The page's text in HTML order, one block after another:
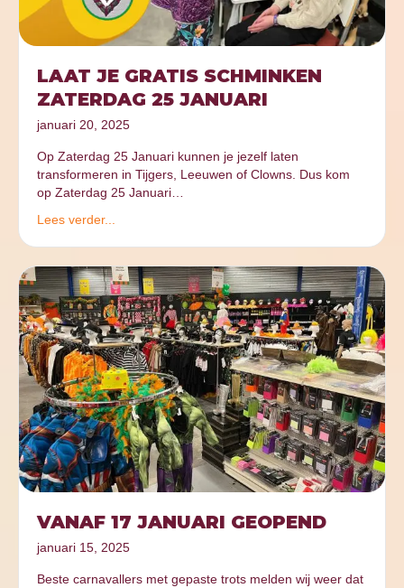
LAAT JE GRATIS SCHMINKEN
ZATERDAG 25 JANUARI
januari 20, 2025
Op Zaterdag 25 Januari kunnen je jezelf laten
transformeren in Tijgers, Leeuwen of Clowns. Dus kom
op Zaterdag 25 Januari…
Lees verder...
VANAF 17 JANUARI GEOPEND
januari 15, 2025
Beste carnavallers met gepaste trots melden wij weer dat